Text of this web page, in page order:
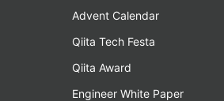
Advent Calendar
Qiita Tech Festa
Qiita Award
Engineer White Paper